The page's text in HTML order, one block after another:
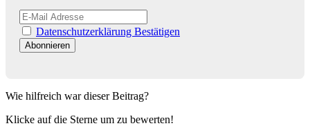
Datenschutzerklärung Bestätigen
Wie hilfreich war dieser Beitrag?
Klicke auf die Sterne um zu bewerten!